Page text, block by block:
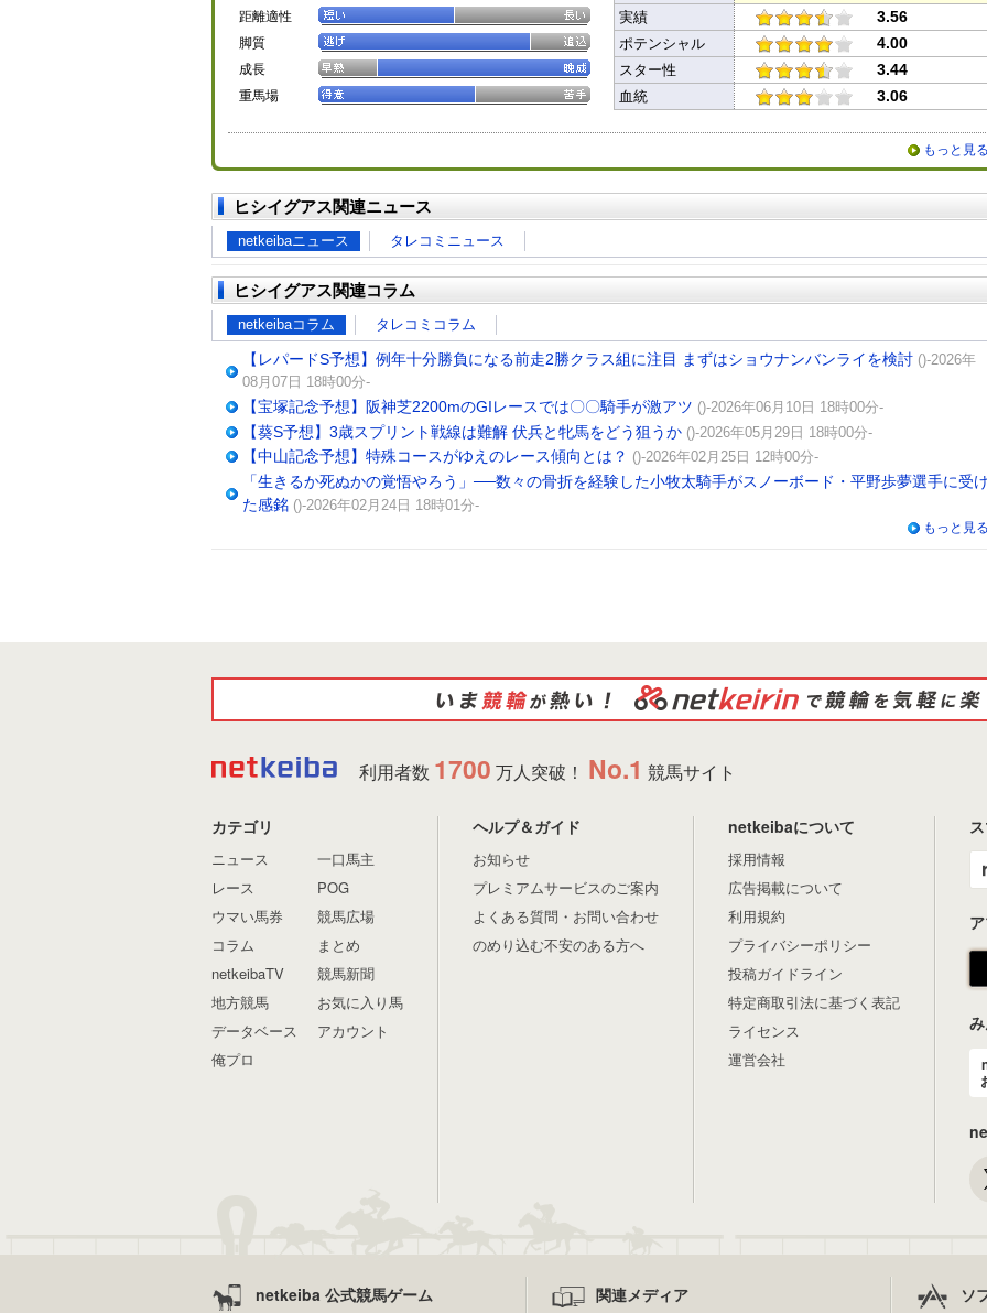
距離適性
脚質
成長
重馬場
実績 3.56
ポテンシャル 4.00
スター性 3.44
血統 3.06
もっと見
ヒシイグアス関連ニュース
netkeibaニュース タレコミニュース
ヒシイグアス関連コラム
netkeibaコラム タレコミコラム
【レパードS予想】例年十分勝負になる前走2勝クラス組に注目 まずはショウナンバンライを検討 ()-2026年
08月07日 18時00分-
【宝塚記念予想】阪神芝2200mのGIレースでは〇〇騎手が激アツ ()-2026年06月10日 18時00分-
【葵S予想】3歳スプリント戦線は難解 伏兵と牝馬をどう狙うか ()-2026年05月29日 18時00分-
【中山記念予想】特殊コースがゆえのレース傾向とは？ ()-2026年02月25日 12時00分-
「生きるか死ぬかの覚悟やろう」──数々の骨折を経験した小牧太騎手がスノーボード・平野歩夢選手に受
た感銘 ()-2026年02月24日 18時01分-
もっと見
利用者数 1700 万人突破！ No.1 競馬サイト
カテゴリ
ニュース
レース
ウマい馬券
コラム
netkeibaTV
地方競馬
データベース
俺プロ
一口馬主
POG
競馬広場
まとめ
競馬新聞
お気に入り馬
アカウント
ヘルプ＆ガイド
お知らせ
プレミアムサービスのご案内
よくある質問・お問い合わせ
のめり込む不安のある方へ
netkeibaについて
採用情報
広告掲載について
利用規約
プライバシーポリシー
投稿ガイドライン
特定商取引法に基づく表記
ライセンス
運営会社
netkeiba 公式競馬ゲーム 関連メディア ソ